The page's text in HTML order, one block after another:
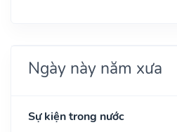
Ngày này năm xưa
Sự kiện trong nước